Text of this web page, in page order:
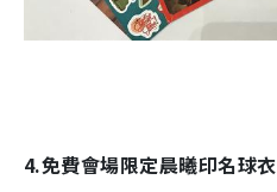
4.免費會場限定晨曦印名球衣